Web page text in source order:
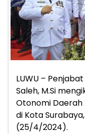
LUWU –
Saleh, M.Si
Otonomi Daerah
di Kota
(25/4/2024).